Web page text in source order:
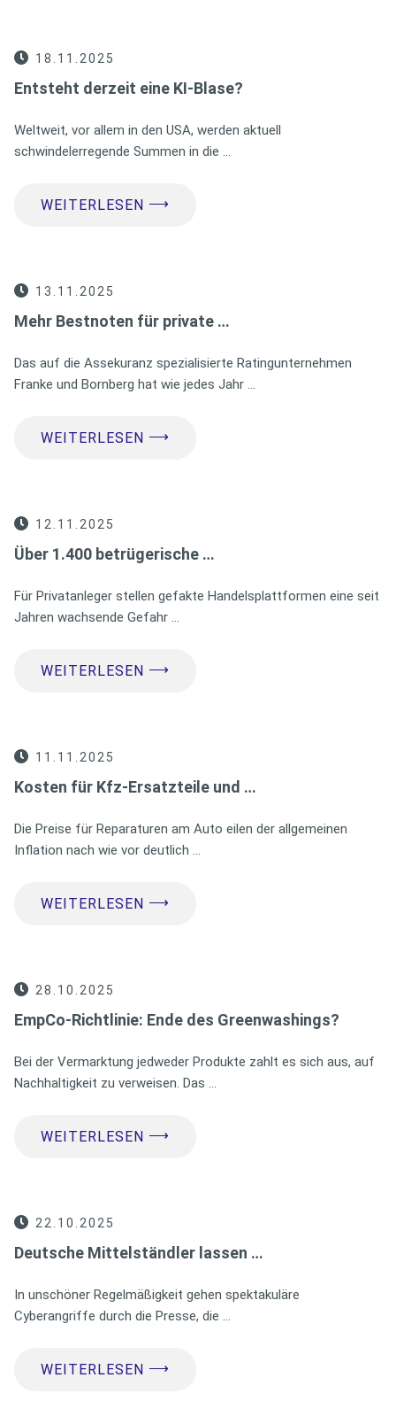
18.11.2025
Entsteht derzeit eine KI-Blase?
Weltweit, vor allem in den USA, werden aktuell
schwindelerregende Summen in die …
WEITERLESEN ⟶
13.11.2025
Mehr Bestnoten für private …
Das auf die Assekuranz spezialisierte Ratingunternehmen
Franke und Bornberg hat wie jedes Jahr …
WEITERLESEN ⟶
12.11.2025
Über 1.400 betrügerische …
Für Privatanleger stellen gefakte Handelsplattformen eine seit
Jahren wachsende Gefahr …
WEITERLESEN ⟶
11.11.2025
Kosten für Kfz-Ersatzteile und …
Die Preise für Reparaturen am Auto eilen der allgemeinen
Inflation nach wie vor deutlich …
WEITERLESEN ⟶
28.10.2025
EmpCo-Richtlinie: Ende des Greenwashings?
Bei der Vermarktung jedweder Produkte zahlt es sich aus, auf
Nachhaltigkeit zu verweisen. Das …
WEITERLESEN ⟶
22.10.2025
Deutsche Mittelständler lassen …
In unschöner Regelmäßigkeit gehen spektakuläre
Cyberangriffe durch die Presse, die …
WEITERLESEN ⟶